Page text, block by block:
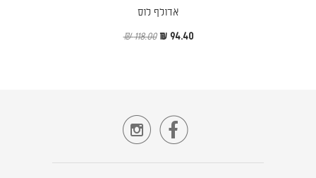
אדולף לוס
94.40 ₪
118.00 ₪

